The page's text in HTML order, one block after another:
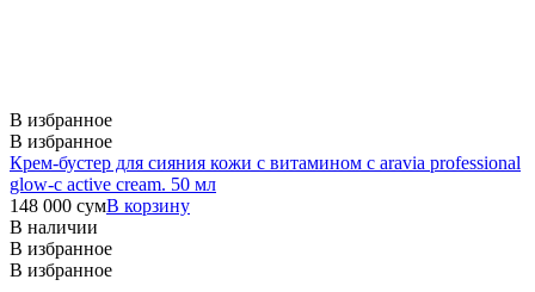
В избранное
В избранное
Крем-бустер для сияния кожи с витамином с aravia professional
glow-c active cream. 50 мл
148 000 сумВ корзину
В наличии
В избранное
В избранное